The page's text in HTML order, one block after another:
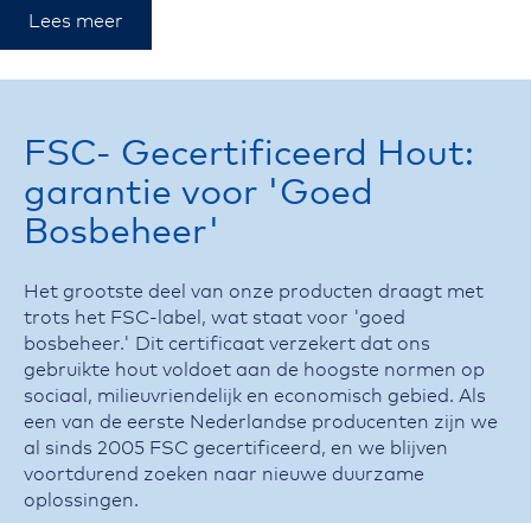
Lees meer
FSC- Gecertificeerd Hout:
garantie voor 'Goed
Bosbeheer'
Het grootste deel van onze producten draagt met
trots het FSC-label, wat staat voor 'goed
bosbeheer.' Dit certificaat verzekert dat ons
gebruikte hout voldoet aan de hoogste normen op
sociaal, milieuvriendelijk en economisch gebied. Als
een van de eerste Nederlandse producenten zijn we
al sinds 2005 FSC gecertificeerd, en we blijven
voortdurend zoeken naar nieuwe duurzame
oplossingen.